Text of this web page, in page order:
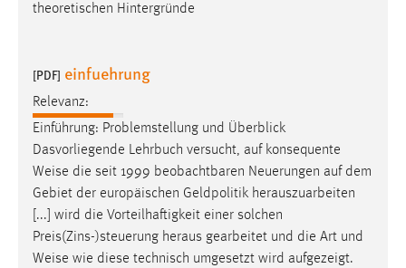
theoretischen Hintergründe
[PDF] einfuehrung
Relevanz:
Einführung: Problemstellung und Überblick
Dasvorliegende Lehrbuch versucht, auf konsequente
Weise die seit 1999 beobachtbaren Neuerungen auf dem
Gebiet der europäischen Geldpolitik herauszuarbeiten
[...] wird die Vorteilhaftigkeit einer solchen
Preis(Zins-)steuerung heraus gearbeitet und die Art und
Weise wie diese technisch umgesetzt wird aufgezeigt.